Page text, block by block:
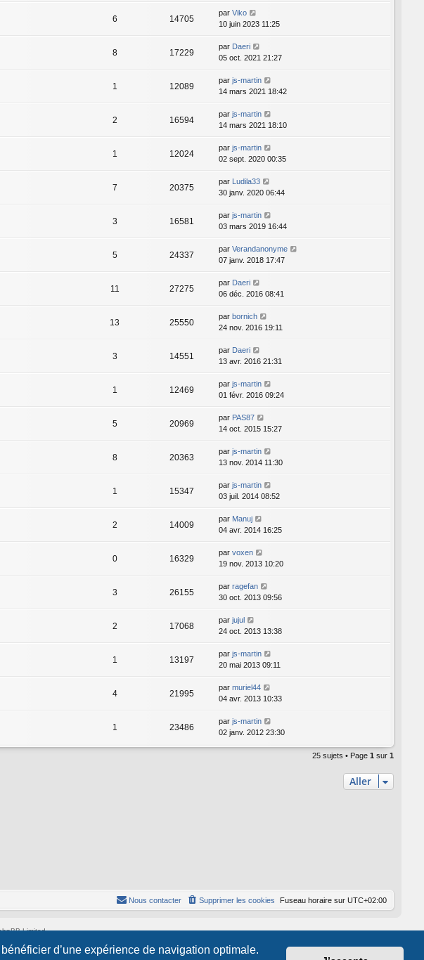
d’une expérience de navigation optimale.
6 14705
par Viko
10 juin 2023 11:25
8 17229
par Daeri
05 oct. 2021 21:27
1 12089
par js-martin
14 mars 2021 18:42
2 16594
par js-martin
14 mars 2021 18:10
1 12024
par js-martin
02 sept. 2020 00:35
7 20375
par Ludila33
30 janv. 2020 06:44
3 16581
par js-martin
03 mars 2019 16:44
5 24337
par Verandanonyme
07 janv. 2018 17:47
11 27275
par Daeri
06 déc. 2016 08:41
13 25550
par bornich
24 nov. 2016 19:11
3 14551
par Daeri
13 avr. 2016 21:31
1 12469
par js-martin
01 févr. 2016 09:24
5 20969
par PAS87
14 oct. 2015 15:27
8 20363
par js-martin
13 nov. 2014 11:30
1 15347
par js-martin
03 juil. 2014 08:52
2 14009
par Manuj
04 avr. 2014 16:25
0 16329
par voxen
19 nov. 2013 10:20
3 26155
par ragefan
30 oct. 2013 09:56
2 17068
par jujul
24 oct. 2013 13:38
1 13197
par js-martin
20 mai 2013 09:11
4 21995
par muriel44
04 avr. 2013 10:33
1 23486
par js-martin
02 janv. 2012 23:30
25 sujets • Page 1 sur 1
Aller
Fuseau horaire sur UTC+02:00
Supprimer les cookies
Nous contacter
Limited